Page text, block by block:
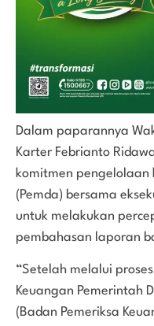
Dalam paparannya
Karter Febrianto
komitmen
(Pemda) bersama
untuk melakukan
pembahasan laporan
“Setelah melalui
Keuangan Pemerintah
(Badan Pemeriksa